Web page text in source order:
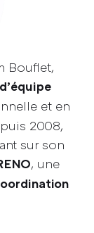
Bouflet,
et en
2008,
sur son
, une